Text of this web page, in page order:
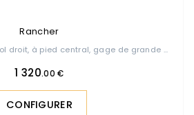
Rancher
droit, à pied central, gage de grande ...
1 320.00 €
CONFIGURER